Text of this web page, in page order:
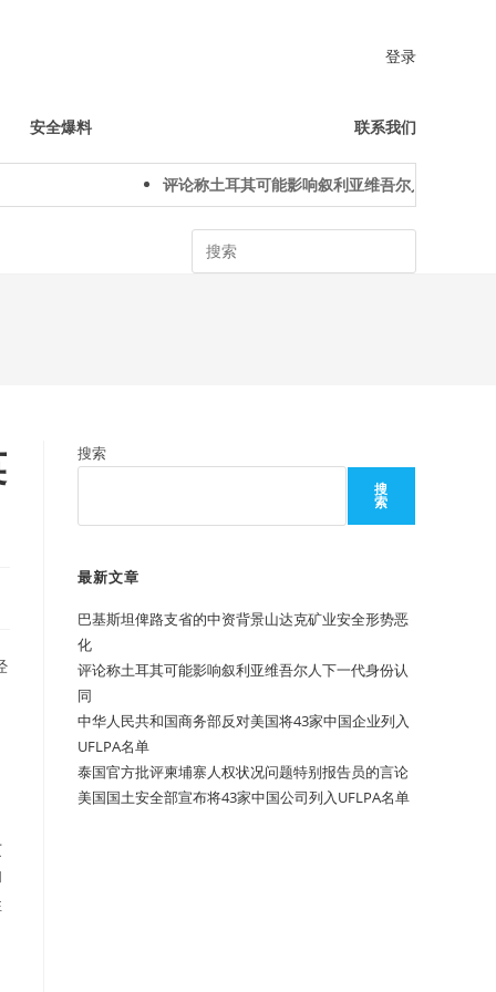
登录
安全爆料 联系我们
评论称土耳其可能影响叙利亚维吾尔人下一代身份认同
Search
搜索
搜
索
最新文章
巴基斯坦俾路支省的中资背景山达克矿业安全形势恶
化
评论称土耳其可能影响叙利亚维吾尔人下一代身份认
同
中华人民共和国商务部反对美国将43家中国企业列入
UFLPA名单
泰国官方批评柬埔寨人权状况问题特别报告员的言论
美国国土安全部宣布将43家中国公司列入UFLPA名单